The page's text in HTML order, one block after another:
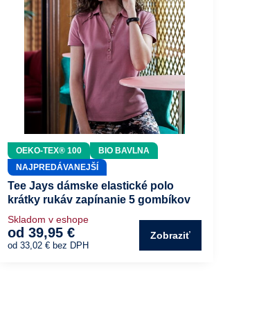
OEKO-TEX® 100
BIO BAVLNA
NAJPREDÁVANEJŠÍ
Tee Jays dámske elastické polo
krátky rukáv zapínanie 5 gombíkov
Skladom v eshope
od 39,95 €
od 33,02 € bez DPH
Zobraziť